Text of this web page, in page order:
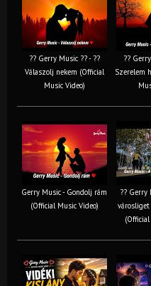
?? Gerry Music ?? - ??
Válaszolj nekem (Official
Music Video)
??
Szerelem
Gerry Music - Gondolj rám
(Official Music Video)
?? Gerry
városliget